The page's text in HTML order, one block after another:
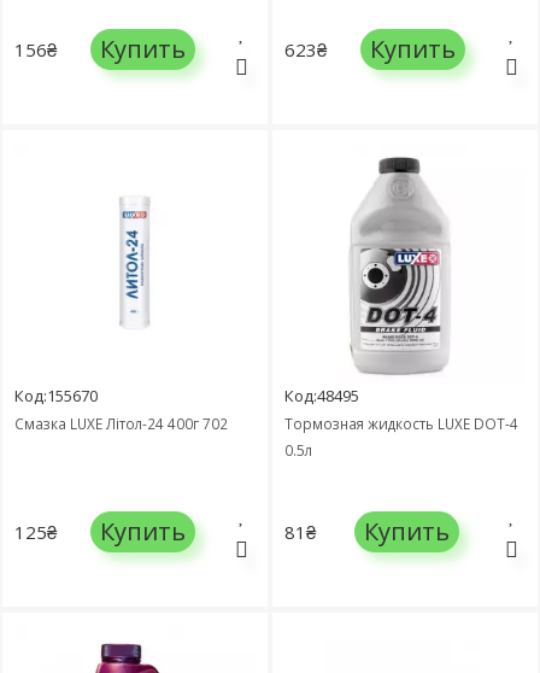
156₴ Купить 623₴ Купить
Код:155670
Смазка LUXЕ Літол-24 400г 702
125₴ Купить
Код:48495
Тормозная жидкость LUXE DOT-4
0.5л
81₴ Купить